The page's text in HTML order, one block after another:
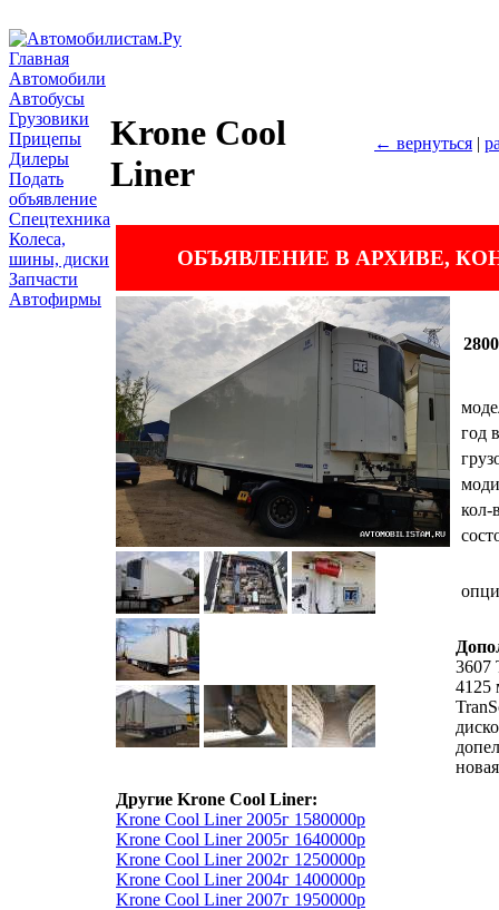
Главная
Автомобили
Автобусы
Грузовики
Прицепы
Дилеры
Подать
объявление
Спецтехника
Колеса,
шины, диски
Запчасти
Автофирмы
Krone Cool
Liner
← вернуться |
ОБЪЯВЛЕНИЕ В АРХИВЕ,
Другие Krone Cool Liner:
Krone Cool Liner 2005г 1580000р
Krone Cool Liner 2005г 1640000р
Krone Cool Liner 2002г 1250000р
Krone Cool Liner 2004г 1400000р
Krone Cool Liner 2007г 1950000р
год
кол-
3607
4125